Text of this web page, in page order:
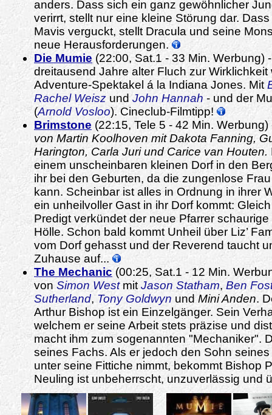
anders. Dass sich ein ganz gewöhnlicher
verirrt, stellt nur eine kleine Störung dar.
Mavis verguckt, stellt Dracula und seine
neue Herausforderungen.
Die Mumie (22:00, Sat.1 - 33 Min. Werbung)
dreitausend Jahre alter Fluch zur Wirklichkeit
Adventure-Spektakel á la Indiana Jones. Mit
Rachel Weisz undJohn Hannah - und der
(Arnold Vosloo). Cineclub-Filmtipp!
Brimstone (22:15, Tele 5 - 42 Min.
von Martin Koolhoven mit Dakota Fanning,
Harington, Carla Juri und Carice van Houten.
einem unscheinbaren kleinen Dorf in den
ihr bei den Geburten, da die zungenlose
kann. Scheinbar ist alles in Ordnung in ihrer
ein unheilvoller Gast in ihr Dorf kommt:
Predigt verkündet der neue Pfarrer
Hölle. Schon bald kommt Unheil über Liz’
vom Dorf gehasst und der Reverend taucht
Zuhause auf...
The Mechanic (00:25, Sat.1 - 12 Min.
von Simon WestmitJason Statham,Ben
Sutherland, Tony Goldwyn undMini Anden.
Arthur Bishop ist ein Einzelgänger. Sein
welchem er seine Arbeit stets präzise und
macht ihm zum sogenannten "Mechaniker".
seines Fachs. Als er jedoch den Sohn
unter seine Fittiche nimmt, bekommt Bishop
Neuling ist unbeherrscht, unzuverlässig und